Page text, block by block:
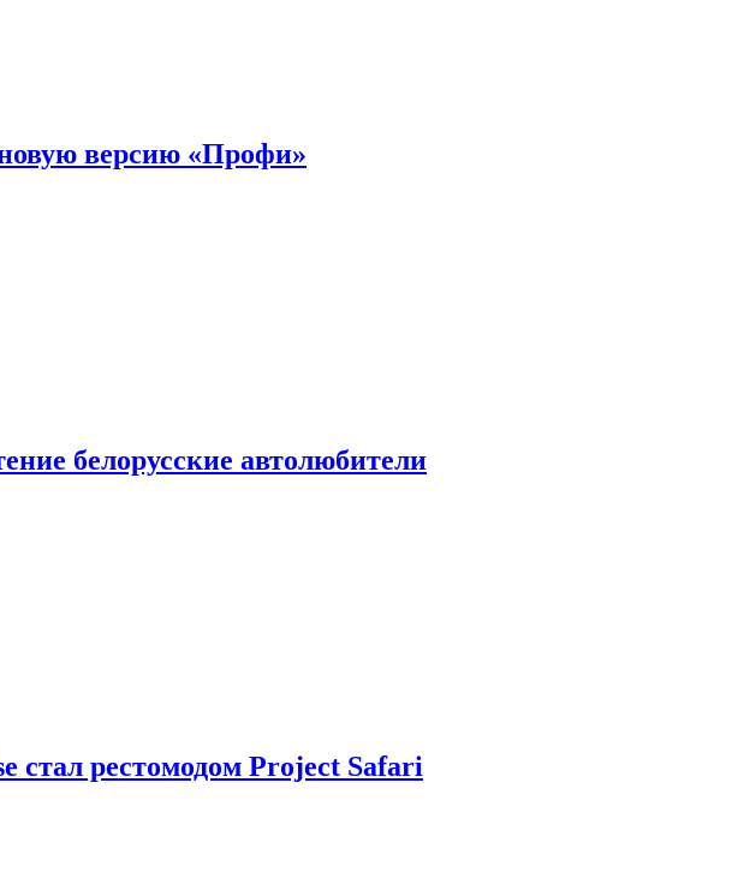
версию «Профи»
белорусские автолюбители
стал рестомодом Project Safari